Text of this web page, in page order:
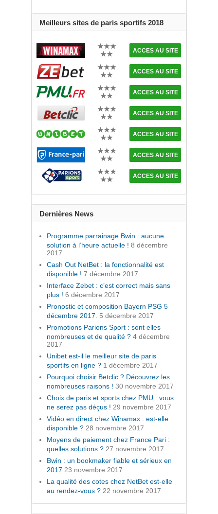
Meilleurs sites de paris sportifs 2018
★★★
★★
ACCES AU SITE
★★★
★★
ACCES AU SITE
★★★
★★
ACCES AU SITE
★★★
★★
ACCES AU SITE
★★★
★★
ACCES AU SITE
★★★
★★
ACCES AU SITE
★★★
★★
ACCES AU SITE
Dernières News
Programme parrainage Bwin : aucune
solution à l’heure actuelle ! 8 décembre
2017
Cash Out NetBet : la fonctionnalité est
disponible ! 7 décembre 2017
Interface Zebet : c’est correct mais sans
plus ! 6 décembre 2017
Pronostic et composition Bayern PSG 5
décembre 2017.
5 décembre 2017
Promotions Parions Sport : sont elles
nombreuses et de qualité ? 4 décembre
2017
Unibet est-il le meilleur site de paris
sportifs en ligne ? 1 décembre 2017
Pourquoi choisir Betclic ? Découvrez les
nombreuses raisons ! 30 novembre 2017
Choix de paris et sports chez PMU : vous
ne serez pas déçus ! 29 novembre 2017
Vidéo en direct chez Winamax : est-elle
disponible ? 28 novembre 2017
Moyens de paiement chez France Pari :
quelles solutions ? 27 novembre 2017
Bwin : un bookmaker fiable et sérieux en
2017 23 novembre 2017
La qualité des cotes chez NetBet est-elle
au rendez-vous ? 22 novembre 2017